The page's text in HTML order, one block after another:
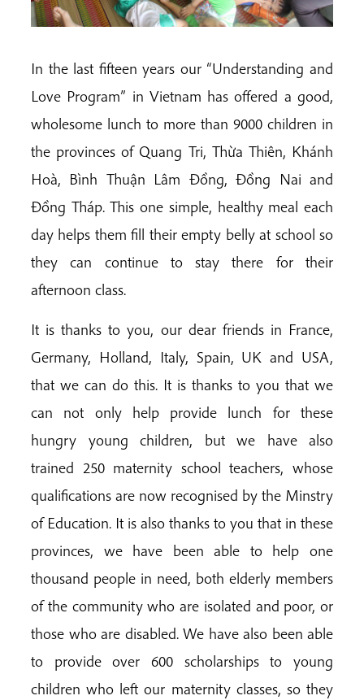
In the last fifteen years our “Understanding and
Love Program” in Vietnam has offered a good,
wholesome lunch to more than 9000 children in
the provinces of Quang Tri, Thừa Thiên, Khánh
Hoà, Bình Thuận Lâm Đồng, Đồng Nai and
Đồng Tháp. This one simple, healthy meal each
day helps them fill their empty belly at school so
they can continue to stay there for their
afternoon class.
It is thanks to you, our dear friends in France,
Germany, Holland, Italy, Spain, UK and USA,
that we can do this. It is thanks to you that we
can not only help provide lunch for these
hungry young children, but we have also
trained 250 maternity school teachers, whose
qualifications are now recognised by the Minstry
of Education. It is also thanks to you that in these
provinces, we have been able to help one
thousand people in need, both elderly members
of the community who are isolated and poor, or
those who are disabled. We have also been able
to provide over 600 scholarships to young
children who left our maternity classes, so they